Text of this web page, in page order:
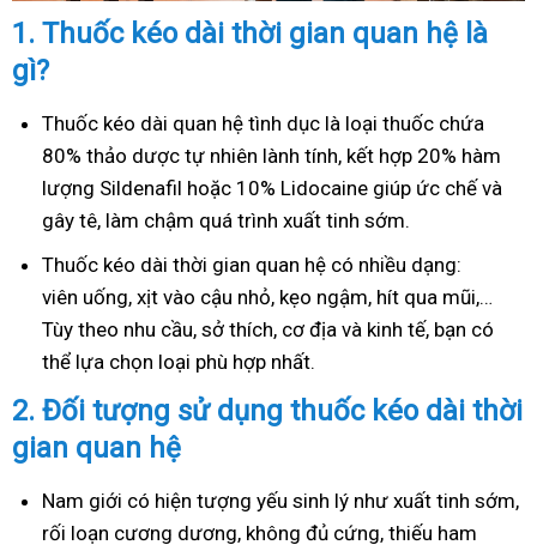
1. Thuốc kéo dài thời gian quan hệ là
gì?
Thuốc kéo dài quan hệ tình dục là loại thuốc chứa
80% thảo dược tự nhiên lành tính, kết hợp 20% hàm
lượng Sildenafil hoặc 10% Lidocaine giúp ức chế và
gây tê, làm chậm quá trình xuất tinh sớm.
Thuốc kéo dài thời gian quan hệ có nhiều dạng:
viên uống, xịt vào cậu nhỏ, kẹo ngậm, hít qua mũi,…
Tùy theo nhu cầu, sở thích, cơ địa và kinh tế, bạn có
thể lựa chọn loại phù hợp nhất.
2. Đối tượng sử dụng thuốc kéo dài thời
gian quan hệ
Nam giới có hiện tượng yếu sinh lý như xuất tinh sớm,
rối loạn cương dương, không đủ cứng, thiếu ham